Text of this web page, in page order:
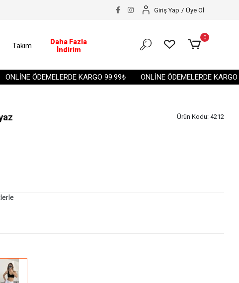
ÖDEMELERDE KARGO 99.99₺ ONLİNE ÖDEMELERDE KARGO
Giriş Yap / Üye Ol
Takım
Daha Fazla
İndirim
0
Ürün Kodu: 4212